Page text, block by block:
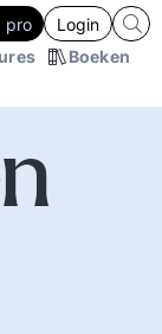
Boeken
pro Login